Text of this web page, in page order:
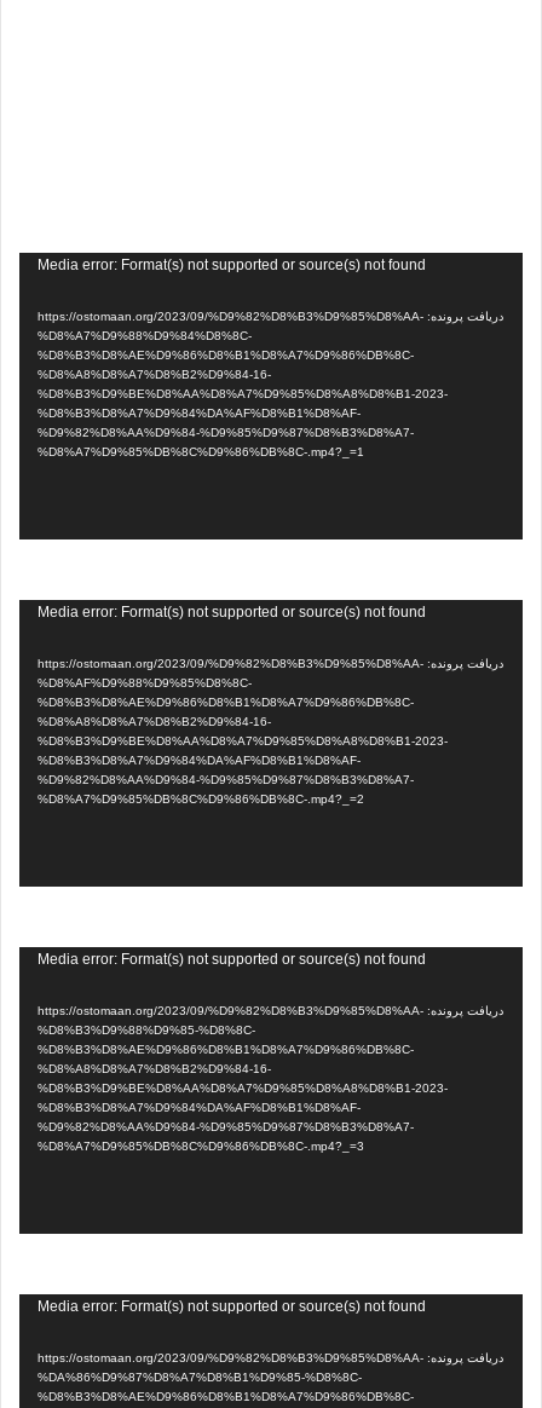
Media error: Format(s) not supported or source(s) not found
دریافت پرونده: https://ostomaan.org/2023/09/%D9%82%D8%B3%D9%85%D8%AA-
%D8%A7%D9%88%D9%84%D8%8C-
%D8%B3%D8%AE%D9%86%D8%B1%D8%A7%D9%86%DB%8C-
%D8%A8%D8%A7%D8%B2%D9%84-16-
%D8%B3%D9%BE%D8%AA%D8%A7%D9%85%D8%A8%D8%B1-2023-
%D8%B3%D8%A7%D9%84%DA%AF%D8%B1%D8%AF-
%D9%82%D8%AA%D9%84-%D9%85%D9%87%D8%B3%D8%A7-
%D8%A7%D9%85%DB%8C%D9%86%DB%8C-.mp4?_=1
Media error: Format(s) not supported or source(s) not found
دریافت پرونده: https://ostomaan.org/2023/09/%D9%82%D8%B3%D9%85%D8%AA-
%D8%AF%D9%88%D9%85%D8%8C-
%D8%B3%D8%AE%D9%86%D8%B1%D8%A7%D9%86%DB%8C-
%D8%A8%D8%A7%D8%B2%D9%84-16-
%D8%B3%D9%BE%D8%AA%D8%A7%D9%85%D8%A8%D8%B1-2023-
%D8%B3%D8%A7%D9%84%DA%AF%D8%B1%D8%AF-
%D9%82%D8%AA%D9%84-%D9%85%D9%87%D8%B3%D8%A7-
%D8%A7%D9%85%DB%8C%D9%86%DB%8C-.mp4?_=2
Media error: Format(s) not supported or source(s) not found
دریافت پرونده: https://ostomaan.org/2023/09/%D9%82%D8%B3%D9%85%D8%AA-
%D8%B3%D9%88%D9%85-%D8%8C-
%D8%B3%D8%AE%D9%86%D8%B1%D8%A7%D9%86%DB%8C-
%D8%A8%D8%A7%D8%B2%D9%84-16-
%D8%B3%D9%BE%D8%AA%D8%A7%D9%85%D8%A8%D8%B1-2023-
%D8%B3%D8%A7%D9%84%DA%AF%D8%B1%D8%AF-
%D9%82%D8%AA%D9%84-%D9%85%D9%87%D8%B3%D8%A7-
%D8%A7%D9%85%DB%8C%D9%86%DB%8C-.mp4?_=3
Media error: Format(s) not supported or source(s) not found
دریافت پرونده: https://ostomaan.org/2023/09/%D9%82%D8%B3%D9%85%D8%AA-
%DA%86%D9%87%D8%A7%D8%B1%D9%85-%D8%8C-
%D8%B3%D8%AE%D9%86%D8%B1%D8%A7%D9%86%DB%8C-